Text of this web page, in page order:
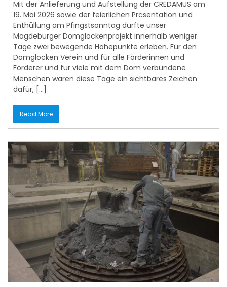
Enthüllung am Pfingstsonntag durfte unser
Magdeburger Domglockenprojekt innerhalb weniger
Tage zwei bewegende Höhepunkte erleben. Für den
Domglocken Verein und für alle Förderinnen und
Förderer und für viele mit dem Dom verbundene
Menschen waren diese Tage ein sichtbares Zeichen
dafür, […]
Read More
Firma Domglocken Magdeburg e. V. 17. Januar 2026